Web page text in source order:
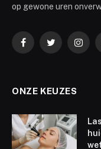
op gewone uren
FacebookTwitter
ONZE KEUZES